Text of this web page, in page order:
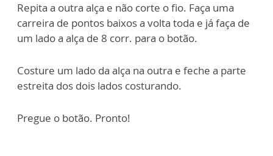
Repita a outra alça e não corte o fio. Faça uma
carreira de pontos baixos a volta toda e já faça de
um lado a alça de 8 corr. para o botão.
Costure um lado da alça na outra e feche a parte
estreita dos dois lados costurando.
Pregue o botão. Pronto!